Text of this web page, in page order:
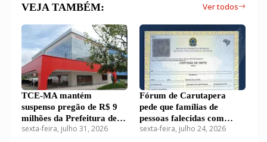
VEJA TAMBÉM: Ver todos
TCE-MA mantém
suspenso pregão de R$ 9
milhões da Prefeitura de
Carutapera para compra
sexta-feira, julho 31, 2026
Fórum de Carutapera
pede que famílias de
pessoas falecidas com
processos em andamento
sexta-feira, julho 24, 2026